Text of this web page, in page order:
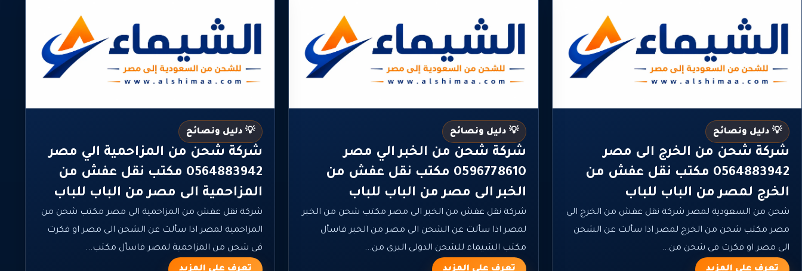
💡 دليل ونصائح
شركة شحن من الخرج الى مصر
0564883942 مكتب نقل عفش من
الخرج لمصر من الباب للباب
شحن من السعودية لمصر شركة نقل عفش من الخرج الى
مصر مكتب شحن من الخرج لمصر اذا سألت عن الشحن
الى مصر او فكرت فى شحن من...
تعرف على المزيد
💡 دليل ونصائح
شركة شحن من الخبر الي مصر
0596778610 مكتب نقل عفش من
الخبر الى مصر من الباب للباب
شركة نقل عفش من الخبر الى مصر مكتب شحن من الخبر
لمصر اذا سألت عن الشحن الى مصر من الخبر فاسأل
مكتب الشيماء للشحن الدولى البرى من...
تعرف على المزيد
💡 دليل ونصائح
شركة شحن من المزاحمية الي مصر
0564883942 مكتب نقل عفش من
المزاحمية الى مصر من الباب للباب
شركة نقل عفش من المزاحمية الى مصر مكتب شحن من
المزاحمية لمصر اذا سألت عن الشحن الى مصر او فكرت
فى شحن من المزاحمية لمصر فاسأل مكتب...
تعرف على المزيد